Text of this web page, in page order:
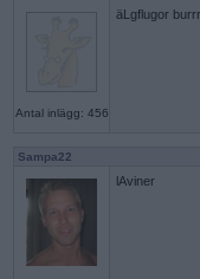
Antal inlägg: 456
äLgflugor
Sampa22
lAviner